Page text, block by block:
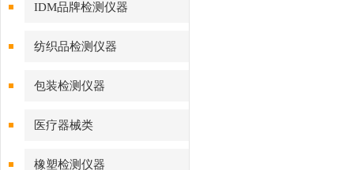
IDM品牌检测仪器
纺织品检测仪器
包装检测仪器
医疗器械类
橡塑检测仪器